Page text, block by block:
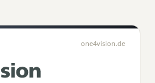
one4vision.de